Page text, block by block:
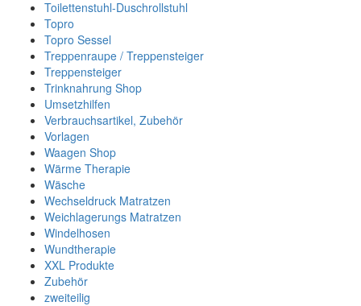
Toilettenstuhl-Duschrollstuhl
Topro
Topro Sessel
Treppenraupe / Treppensteiger
Treppensteiger
Trinknahrung Shop
Umsetzhilfen
Verbrauchsartikel, Zubehör
Vorlagen
Waagen Shop
Wärme Therapie
Wäsche
Wechseldruck Matratzen
Weichlagerungs Matratzen
Windelhosen
Wundtherapie
XXL Produkte
Zubehör
zweiteilig